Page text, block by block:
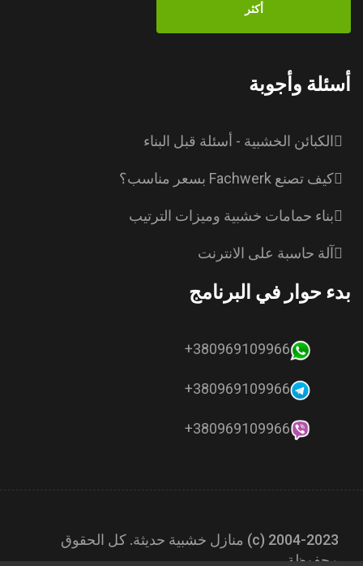
أكثر
أسئلة وأجوبة
الكبائن الخشبية - أسئلة قبل البناء
كيف تصنع Fachwerk بسعر مناسب؟
بناء حمامات خشبية وميزات الترتيب
آلة حاسبة على الانترنت
بدء حوار في البرنامج
380969109966+
380969109966+
380969109966+
2004-2023 (с) منازل خشبية حديثة. كل الحقوق
محفوظة.